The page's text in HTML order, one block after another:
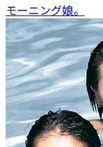
モーニング娘。